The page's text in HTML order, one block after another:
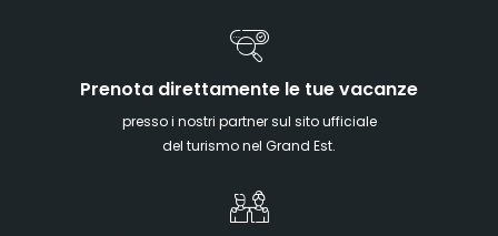
Prenota direttamente le tue vacanze
presso i nostri partner sul sito ufficiale
del turismo nel Grand Est.